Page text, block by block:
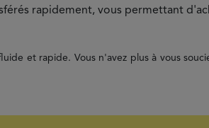
rapidement, vous permettant
et rapide. Vous n'avez plus à vous